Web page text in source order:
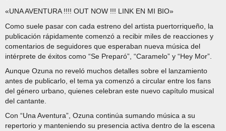
«UNA AVENTURA !!!! OUT NOW !!! LINK EN MI BIO»
Como suele pasar con cada estreno del artista puertorriqueño, la
publicación rápidamente comenzó a recibir miles de reacciones y
comentarios de seguidores que esperaban nueva música del
intérprete de éxitos como “Se Preparó”, “Caramelo” y “Hey Mor”.
Aunque Ozuna no reveló muchos detalles sobre el lanzamiento
antes de publicarlo, el tema ya comenzó a circular entre los fans
del género urbano, quienes celebran este nuevo capítulo musical
del cantante.
Con “Una Aventura”, Ozuna continúa sumando música a su
repertorio y manteniendo su presencia activa dentro de la escena